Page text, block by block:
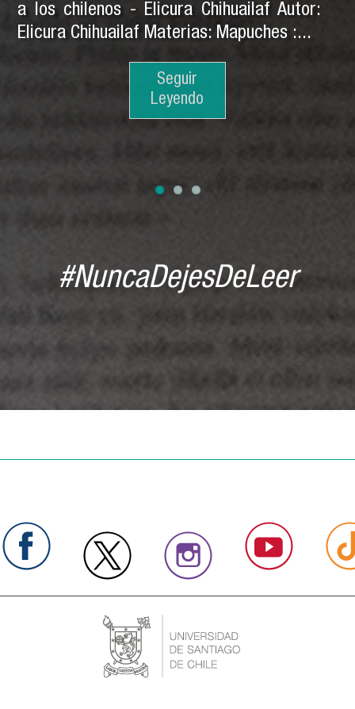
a los chilenos - Elicura Chihuailaf Autor:
Elicura Chihuailaf Materias: Mapuches :...
Seguir
Leyendo
Seguir
Leyendo
Seguir
Leyendo
#NuncaDejesDeLeer